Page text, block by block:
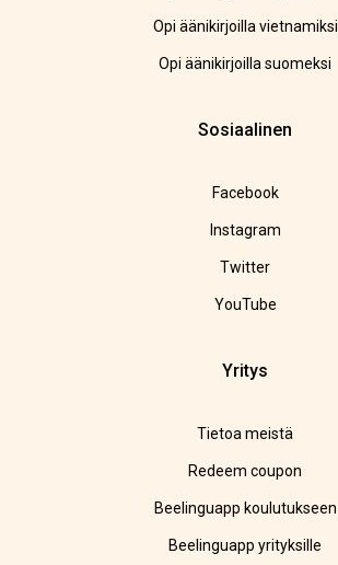
Opi äänikirjoilla vietnamiksi
Opi äänikirjoilla suomeksi
Sosiaalinen
Facebook
Instagram
Twitter
YouTube
Yritys
Tietoa meistä
Redeem coupon
Beelinguapp koulutukseen
Beelinguapp yrityksille